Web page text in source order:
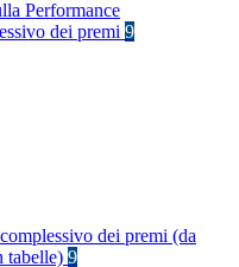
Performance
dei premi 9
dei premi (da
tabelle) 9